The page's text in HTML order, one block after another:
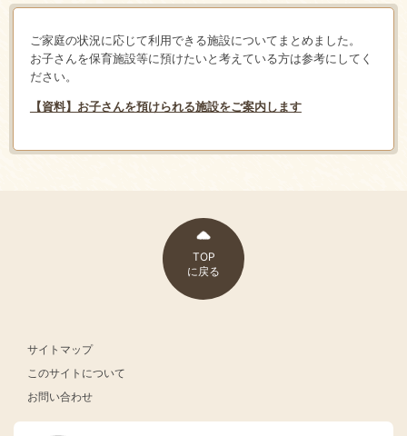
ご家庭の状況に応じて利用できる施設についてまとめました。
お子さんを保育施設等に預けたいと考えている方は参考にしてく
ださい。
【資料】お子さんを預けられる施設をご案内します
TOP
に戻る
サイトマップ
このサイトについて
お問い合わせ